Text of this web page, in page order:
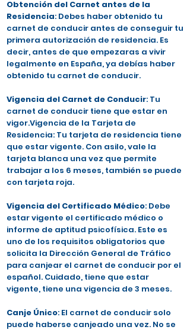
Obtención del Carnet antes de la
Residencia: Debes haber obtenido tu
carnet de conducir antes de conseguir tu
primera autorización de residencia. Es
decir, antes de que empezaras a vivir
legalmente en España, ya debías haber
obtenido tu carnet de conducir.
Vigencia del Carnet de Conducir: Tu
carnet de conducir tiene que estar en
vigor.Vigencia de la Tarjeta de
Residencia: Tu tarjeta de residencia tiene
que estar vigente. Con asilo, vale la
tarjeta blanca una vez que permite
trabajar a los 6 meses, también se puede
con tarjeta roja.
Vigencia del Certificado Médico: Debe
estar vigente el certificado médico o
informe de aptitud psicofísica. Este es
uno de los requisitos obligatorios que
solicita la Dirección General de Tráfico
para canjear el carnet de conducir por el
español. Cuidado, tiene que estar
vigente, tiene una vigencia de 3 meses.
Canje Único: El carnet de conducir solo
puede haberse canjeado una vez. No se